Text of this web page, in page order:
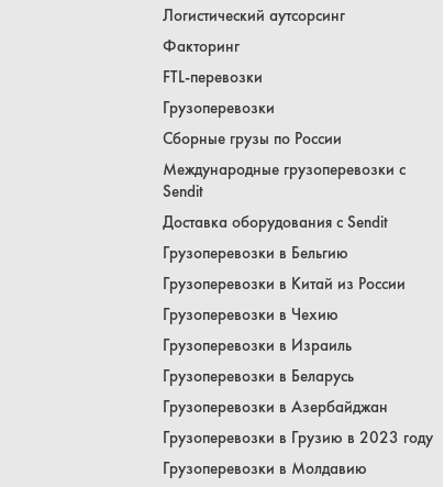
Логистический аутсорсинг
Факторинг
FTL-перевозки
Грузоперевозки
Сборные грузы по России
Международные грузоперевозки с
Sendit
Доставка оборудования с Sendit
Грузоперевозки в Бельгию
Грузоперевозки в Китай из России
Грузоперевозки в Чехию
Грузоперевозки в Израиль
Грузоперевозки в Беларусь
Грузоперевозки в Азербайджан
Грузоперевозки в Грузию в 2023 году
Грузоперевозки в Молдавию